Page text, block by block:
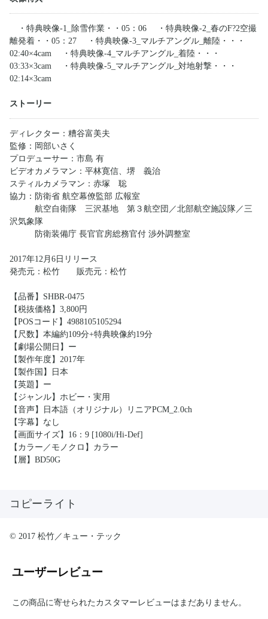
・特典映像-1_除雪作業・・05：06 ・特典映像-2_春のF?2空撮
離発着・・05：27 ・特典映像-3_マルチアングル_離陸・・・
02:40×4cam ・特典映像-4_マルチアングル_着陸・・・
03:33×3cam ・特典映像-5_マルチアングル_対地射撃・・・
02:14×3cam
ストーリー
ディレクター：糟谷富美夫
監修：岡部いさく
プロデューサー：市島 有
ビデオカメラマン：平林寛信、堺 義治
スティルカメラマン：赤塚 聡
協力：防衛省 航空幕僚監部 広報室
航空自衛隊 三沢基地 第３航空団／北部航空施設隊／三
沢気象隊
防衛装備庁 長官官房総務官付 渉外調整室
2017年12月6日リリース
発売元：松竹 販売元：松竹
【品番】SHBR-0475
【税抜価格】3,800円
【POSコード】4988105105294
【尺数】本編約109分+特典映像約19分
【劇場公開日】ー
【製作年度】2017年
【製作国】日本
【英題】ー
【ジャンル】ホビー・実用
【音声】日本語（オリジナル）リニアPCM_2.0ch
【字幕】なし
【画面サイズ】16：9 [1080i/Hi-Def]
【カラー／モノクロ】カラー
【層】BD50G
コピーライト
© 2017 松竹／キュー・テック
ユーザーレビュー
この商品に寄せられたカスタマーレビューはまだありません。